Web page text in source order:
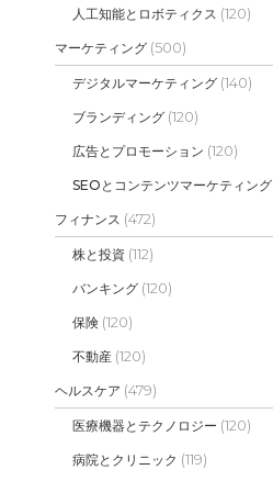
人工知能とロボティクス (120)
マーケティング (500)
デジタルマーケティング (140)
ブランディング (120)
広告とプロモーション (120)
SEOとコンテンツマーケティング
フィナンス (472)
株と投資 (112)
バンキング (120)
保険 (120)
不動産 (120)
ヘルスケア (479)
医療機器とテクノロジー (120)
病院とクリニック (119)